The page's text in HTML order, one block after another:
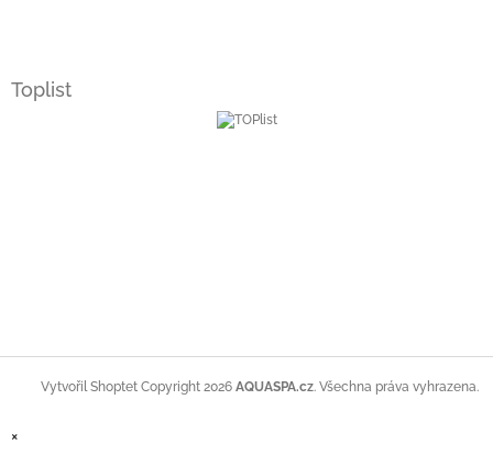
Toplist
Vytvořil Shoptet Copyright 2026 AQUASPA.cz. Všechna práva vyhrazena.
×